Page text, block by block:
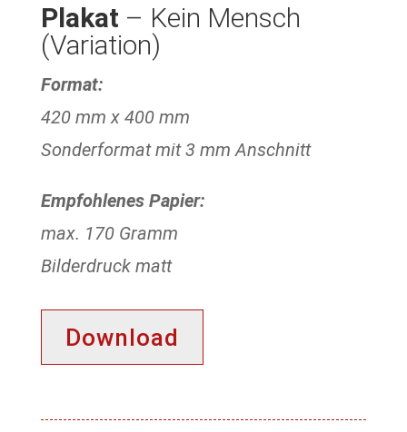
Plakat – Kein Mensch
(Variation)
Format:
420 mm x 400 mm
Sonderformat mit 3 mm Anschnitt
Empfohlenes Papier:
max. 170 Gramm
Bilderdruck matt
Download